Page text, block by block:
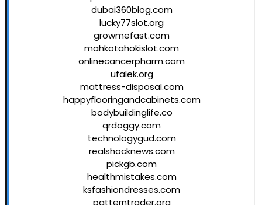
dubai360blog.com
lucky77slot.org
growmefast.com
mahkotahokislot.com
onlinecancerpharm.com
ufalek.org
mattress-disposal.com
happyflooringandcabinets.com
bodybuildinglife.co
qrdoggy.com
technologygud.com
realshocknews.com
pickgb.com
healthmistakes.com
ksfashiondresses.com
patterntrader.org